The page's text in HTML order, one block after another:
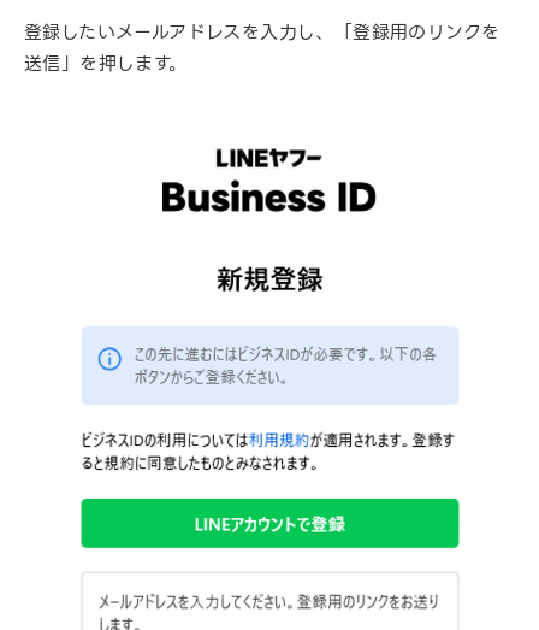
登録したいメールアドレスを入力し、「登録用のリンクを
送信」を押します。